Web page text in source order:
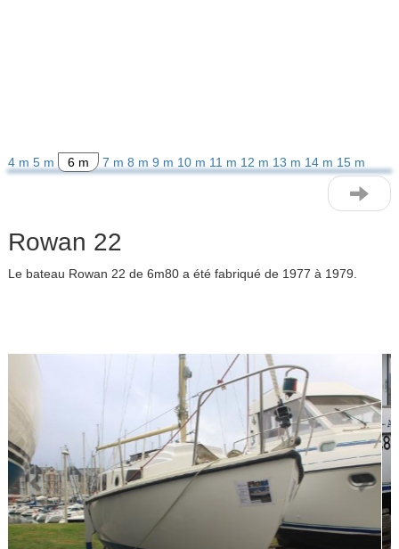
4 m 5 m 6 m 7 m 8 m 9 m 10 m 11 m 12 m 13 m 14 m 15 m
Rowan 22
Le bateau Rowan 22 de 6m80 a été fabriqué de 1977 à 1979.